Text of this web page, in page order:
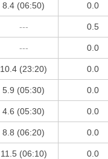
8.4 (06:50) 0.0
--- 0.5
--- 0.0
10.4 (23:20) 0.0
5.9 (05:30) 0.0
4.6 (05:30) 0.0
8.8 (06:20) 0.0
11.5 (06:10) 0.0